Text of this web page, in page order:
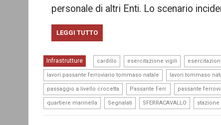
personale di altri Enti. Lo scenario
LEGGI TUTTO
Infrastrutture cardillo esercitazione vigili
lavori passante ferroviario tommaso natale lavori tommaso
passaggio a livello crocetta Passante Ferr. passante
quartiere marinella Segnalati SFERRACAVALLO